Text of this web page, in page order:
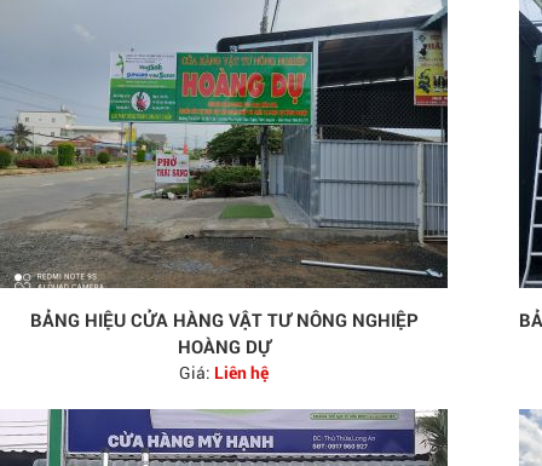
BẢNG HIỆU CỬA HÀNG VẬT TƯ NÔNG NGHIỆP
HOÀNG DỰ
Giá: Liên hệ